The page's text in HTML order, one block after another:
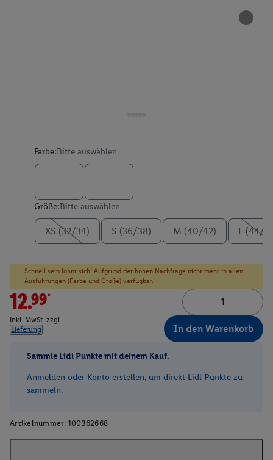
Farbe:Bitte auswählen
Größe:Bitte auswählen
XS (32/34) S (36/38) M (40/42) L (44/
Schnell sein lohnt sich! Aufgrund der hohen Nachfrage nicht mehr in allen
Ausführungen (Farbe und Größe) verfügbar.
12.99*
inkl. MwSt. zzgl.
Lieferung
In den Warenkorb
Sammle Lidl Punkte mit deinem Kauf.
Anmelden oder Konto erstellen, um direkt Lidl Punkte zu
sammeln.
Artikelnummer: 100362668